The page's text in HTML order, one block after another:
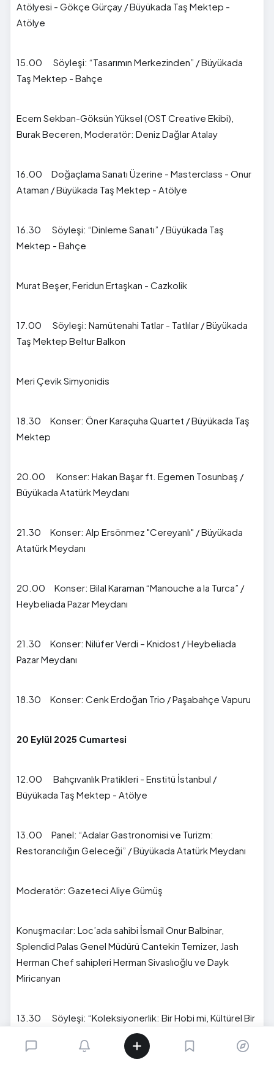
Atölyesi - Gökçe Gürçay / Büyükada Taş Mektep -
Atölye
15.00 Söyleşi: “Tasarımın Merkezinden” / Büyükada
Taş Mektep - Bahçe
Ecem Sekban-Göksün Yüksel (OST Creative Ekibi),
Burak Beceren, Moderatör: Deniz Dağlar Atalay
16.00 Doğaçlama Sanatı Üzerine - Masterclass - Onur
Ataman / Büyükada Taş Mektep - Atölye
16.30 Söyleşi: “Dinleme Sanatı” / Büyükada Taş
Mektep - Bahçe
Murat Beşer, Feridun Ertaşkan - Cazkolik
17.00 Söyleşi: Namütenahi Tatlar - Tatlılar / Büyükada
Taş Mektep Beltur Balkon
Meri Çevik Simyonidis
18.30 Konser: Öner Karaçuha Quartet / Büyükada Taş
Mektep
20.00 Konser: Hakan Başar ft. Egemen Tosunbaş /
Büyükada Atatürk Meydanı
21.30 Konser: Alp Ersönmez "Cereyanlı" / Büyükada
Atatürk Meydanı
20.00 Konser: Bilal Karaman “Manouche a la Turca” /
Heybeliada Pazar Meydanı
21.30 Konser: Nilüfer Verdi – Knidost / Heybeliada
Pazar Meydanı
18.30 Konser: Cenk Erdoğan Trio / Paşabahçe Vapuru
20 Eylül 2025 Cumartesi
12.00 Bahçıvanlık Pratikleri - Enstitü İstanbul /
Büyükada Taş Mektep - Atölye
13.00 Panel: “Adalar Gastronomisi ve Turizm:
Restorancılığın Geleceği” / Büyükada Atatürk Meydanı
Moderatör: Gazeteci Aliye Gümüş
Konuşmacılar: Loc’ada sahibi İsmail Onur Balbinar,
Splendid Palas Genel Müdürü Cantekin Temizer, Jash
Herman Chef sahipleri Herman Sivaslıoğlu ve Dayk
Miricanyan
13.30 Söyleşi: “Koleksiyonerlik: Bir Hobi mi, Kültürel Bir
İfade mi?” / Büyükada Taş Mektep - Bahçe